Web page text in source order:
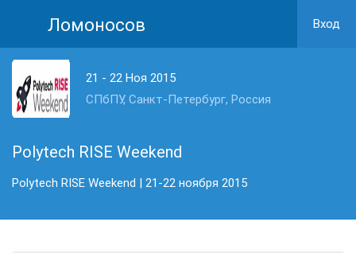
Ломоносов Вход
21 - 22 Ноя 2015
СПбПУ, Санкт-Петербург, Россия
Polytech RISE Weekend
Polytech RISE Weekend | 21-22 ноября 2015